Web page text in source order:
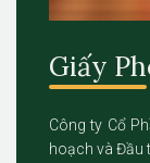
Giấy
Công ty Cổ
hoạch và Đầu